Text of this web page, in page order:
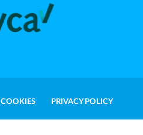
COOKIES PRIVACY POLICY